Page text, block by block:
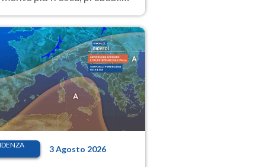
entro Ferragosto
3 Agosto 2026